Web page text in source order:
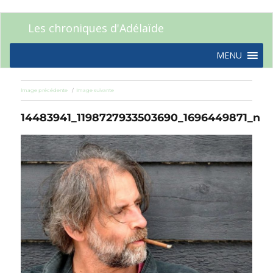
Les chroniques d'Adélaïde
MENU
Image précédente Image suivante
14483941_1198727933503690_1696449871_n